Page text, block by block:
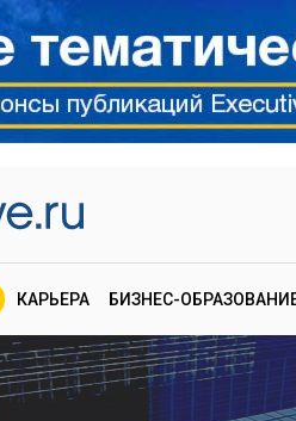
КАРЬЕРА БИЗНЕС-